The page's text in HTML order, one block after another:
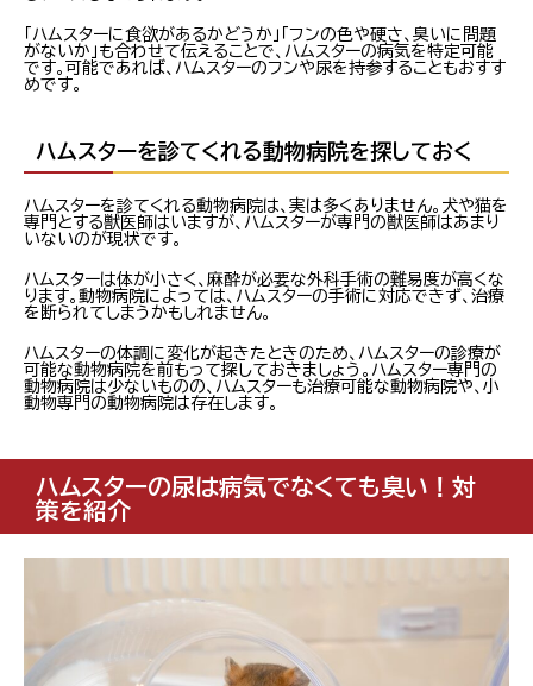
「ハムスターに食欲があるかどうか」「フンの色や硬さ、臭いに問題
がないか」も合わせて伝えることで、ハムスターの病気を特定可能
です。可能であれば、ハムスターのフンや尿を持参することもおすす
めです。
ハムスターを診てくれる動物病院を探しておく
ハムスターを診てくれる動物病院は、実は多くありません。犬や猫を
専門とする獣医師はいますが、ハムスターが専門の獣医師はあまり
いないのが現状です。
ハムスターは体が小さく、麻酔が必要な外科手術の難易度が高くな
ります。動物病院によっては、ハムスターの手術に対応できず、治療
を断られてしまうかもしれません。
ハムスターの体調に変化が起きたときのため、ハムスターの診療が
可能な動物病院を前もって探しておきましょう。ハムスター専門の
動物病院は少ないものの、ハムスターも治療可能な動物病院や、小
動物専門の動物病院は存在します。
ハムスターの尿は病気でなくても臭い！対
策を紹介